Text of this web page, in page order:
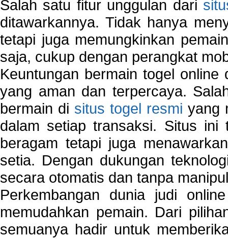
Salah satu fitur unggulan dari
ditawarkannya. Tidak hanya
tetapi juga memungkinkan
saja, cukup dengan perangkat
Keuntungan bermain togel
yang aman dan terpercaya.
bermain di situs togel resmi yang
dalam setiap transaksi. Situs ini
beragam tetapi juga
setia. Dengan dukungan
secara otomatis dan tanpa
Perkembangan dunia judi
memudahkan pemain. Dari
semuanya hadir untuk